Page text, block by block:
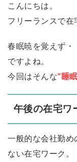
こんにちは。
フリーランスで在
春眠暁を覚えず・
ですよね。
今回はそんな“睡
午後の在宅ワ
一般的な会社勤
ない在宅ワーク。